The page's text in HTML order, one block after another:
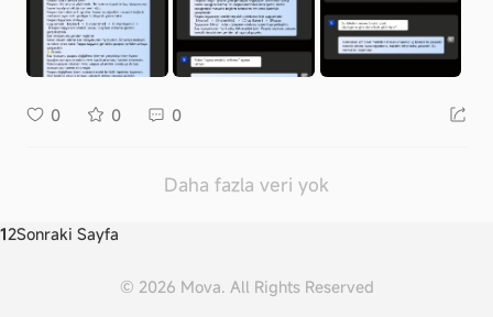
0 0 0
Daha fazla veri yok
12Sonraki Sayfa
© 2026 Mova. All Rights Reserved